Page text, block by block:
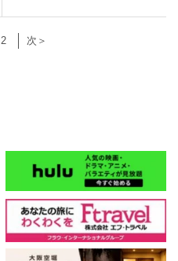
2 次＞